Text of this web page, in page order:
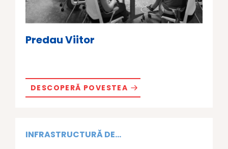
Predau Viitor
DESCOPERĂ POVESTEA
INFRASTRUCTURĂ DE...